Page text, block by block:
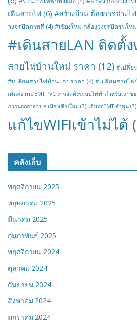
เดินสายไฟ (6) #สร้างบ้าน ต้องการช่างไ
วงจรปิดภาพสี (4) #เชียงใหม่ กล้องวงจรปิดรุ่นใหม่
#เดินสายLAN ติดตั้
สายไฟบ้านใหม่ ราคา (12) #เปลี่ย
#เปลี่ยนสายไฟบ้าน เก่า ราคา (4) #เปลี่ยนสายไฟ
เดินท่อimc EMT PVC งานติดตั้งระบบไฟฟ้าสำหรับเสาข
ภายนอกอาคาร อ.เมืองเชียงใหม่ (3) เดินท่อEMT ลำพูน (3)
แก้ไขWIFIเข้าไม่ได้
คลังเก็บ
พฤศจิกายน 2025
พฤษภาคม 2025
มีนาคม 2025
กุมภาพันธ์ 2025
พฤศจิกายน 2024
ตุลาคม 2024
กันยายน 2024
สิงหาคม 2024
มกราคม 2024